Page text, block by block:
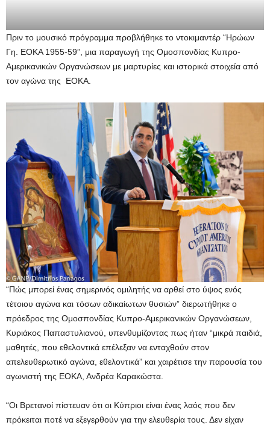
Πριν το μουσικό πρόγραμμα προβλήθηκε το ντοκιμαντέρ “Ηρώων
Γη. ΕΟΚΑ 1955-59”, μια παραγωγή της Ομοσπονδίας Κυπρο-
Αμερικανικών Οργανώσεων με μαρτυρίες και ιστορικά στοιχεία από
τον αγώνα της ΕΟΚΑ.
“Πώς μπορεί ένας σημερινός ομιλητής να αρθεί στο ύψος ενός
τέτοιου αγώνα και τόσων αδικαίωτων θυσιών” διερωτήθηκε ο
πρόεδρος της Ομοσπονδίας Κυπρο-Αμερικανικών Οργανώσεων,
Κυριάκος Παπαστυλιανού, υπενθυμίζοντας πως ήταν “μικρά παιδιά,
μαθητές, που εθελοντικά επέλεξαν να ενταχθούν στον
απελευθερωτικό αγώνα, εθελοντικά” και χαιρέτισε την παρουσία του
αγωνιστή της ΕΟΚΑ, Ανδρέα Καρακώστα.
“Οι Βρετανοί πίστευαν ότι οι Κύπριοι είναι ένας λαός που δεν
πρόκειται ποτέ να εξεγερθούν για την ελευθερία τους. Δεν είχαν